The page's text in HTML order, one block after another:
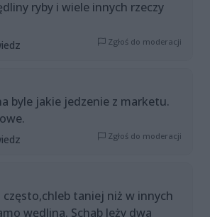
ryby i wiele innych rzeczy
Zgłoś do moderacji
byle jakie jedzenie z marketu.
Zgłoś do moderacji
często,chleb taniej niż w innych
wędlina. Schab leży dwa